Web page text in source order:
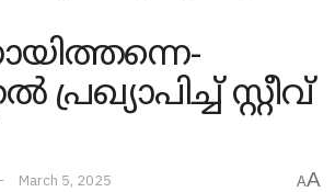
പ്രഖ്യാപിച്ച് സ്റ്റീവ്
March 5, 2025 AA